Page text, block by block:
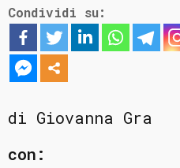
Condividi su:
di Giovanna Gra
con: